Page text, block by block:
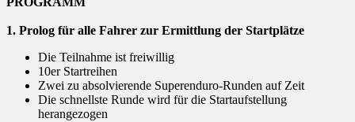
1. Prolog für alle Fahrer zur Ermittlung der Startplätze
Die Teilnahme ist freiwillig
10er Startreihen
Zwei zu absolvierende Superenduro-Runden auf Zeit
Die schnellste Runde wird für die Startaufstellung
herangezogen